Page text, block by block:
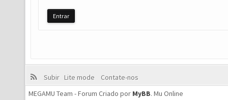
Subir Lite mode
Contate-nos
MEGAMU Team - Forum Criado por MyBB. Mu Online